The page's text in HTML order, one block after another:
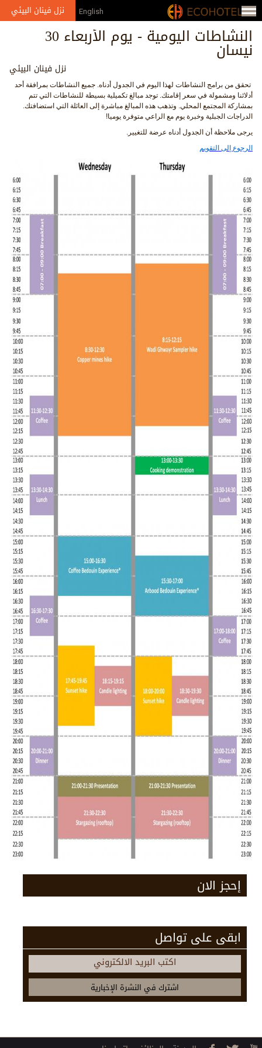
Jump to navigation
English نزل فينان البيئي
النشاطات اليومية - يوم الأربعاء 30
نيسان
نزل فينان البيئي
تحقق من برامج النشاطات لهذا اليوم في الجدول أدناه. جميع النشاطات بمرافقة أحد
أدلائنا ومشمولة في سعر إقامتك. توجد مبالغ تكميلية بسيطة للنشاطات التي تتم
بمشاركة المجتمع المحلي. وتذهب هذه المبالغ مباشرة إلى العائلة التي استضافتك.
الدراجات الجبلية وخبرة يوم مع الراعي متوفرة يوميا!
يرجى ملاحظة أن الجدول أدناه عرضة للتغيير.
الرجوع إلى التقويم
إحجز الان
ابقى على تواصل
اكتب البريد الالكتروني